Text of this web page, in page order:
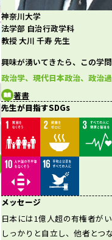
神奈川大学
法学部 自治行政学科
教授 大川 千寿 先生
興味が湧いてきたら、この学
政治学、現代日本政治、政治
著書
先生が目指すSDGs
メッセージ
日本には1億人超の有権者が
しっかりと自立し、他者とつ